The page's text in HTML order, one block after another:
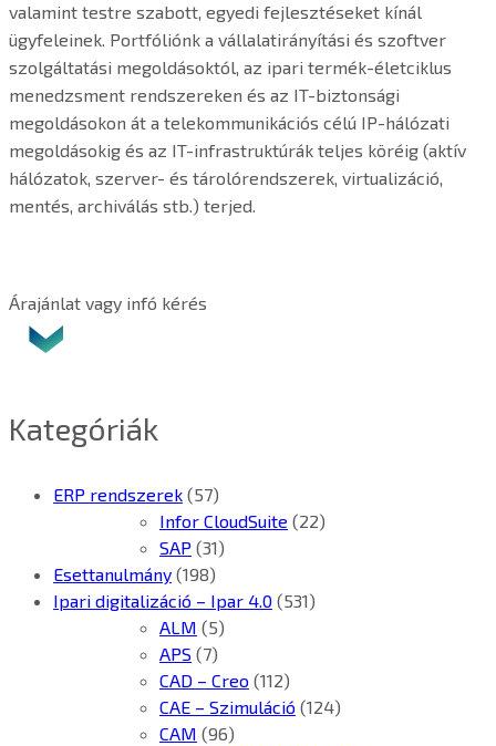
valamint testre szabott, egyedi fejlesztéseket kínál
ügyfeleinek. Portfóliónk a vállalatirányítási és szoftver
szolgáltatási megoldásoktól, az ipari termék-életciklus
menedzsment rendszereken és az IT-biztonsági
megoldásokon át a telekommunikációs célú IP-hálózati
megoldásokig és az IT-infrastruktúrák teljes köréig (aktív
hálózatok, szerver- és tárolórendszerek, virtualizáció,
mentés, archiválás stb.) terjed.
Árajánlat vagy infó kérés
Kategóriák
ERP rendszerek (57)
Infor CloudSuite (22)
SAP (31)
Esettanulmány (198)
Ipari digitalizáció – Ipar 4.0 (531)
ALM (5)
APS (7)
CAD – Creo (112)
CAE – Szimuláció (124)
CAM (96)